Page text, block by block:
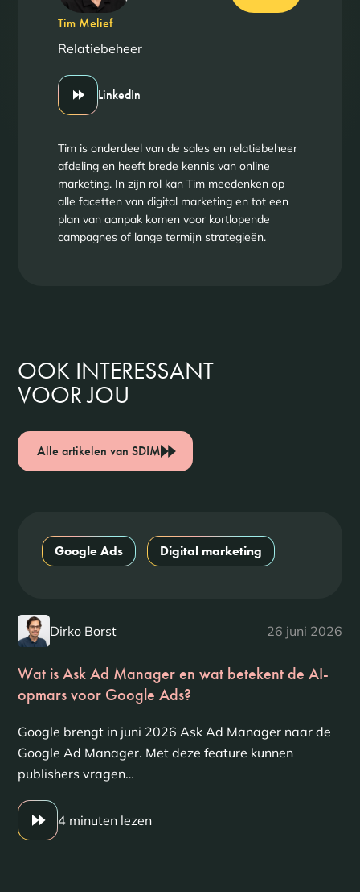
Tim Melief
Relatiebeheer
LinkedIn
Tim is onderdeel van de sales en relatiebeheer
afdeling en heeft brede kennis van online
marketing. In zijn rol kan Tim meedenken op
alle facetten van digital marketing en tot een
plan van aanpak komen voor kortlopende
campagnes of lange termijn strategieën.
OOK INTERESSANT
VOOR JOU
Alle artikelen van SDIM
Google Ads Digital marketing
Dirko Borst 26 juni 2026
Wat is Ask Ad Manager en wat betekent de AI-
opmars voor Google Ads?
Google brengt in juni 2026 Ask Ad Manager naar de
Google Ad Manager. Met deze feature kunnen
publishers vragen…
4 minuten lezen